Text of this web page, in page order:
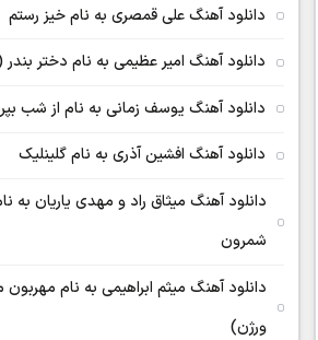
دانلود آهنگ علی قمصری به نام خیز رستم
دانلود آهنگ امیر عظیمی به نام دختر بندر
دانلود آهنگ یوسف زمانی به نام از شب
دانلود آهنگ افشین آذری به نام گلینلیک
دانلود آهنگ میثاق راد و مهدی یاریان به
شمرون
دانلود آهنگ میثم ابراهیمی به نام مهربون
ورژن)